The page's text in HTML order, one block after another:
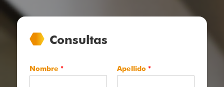
Consultas
Nombre * Apellido *